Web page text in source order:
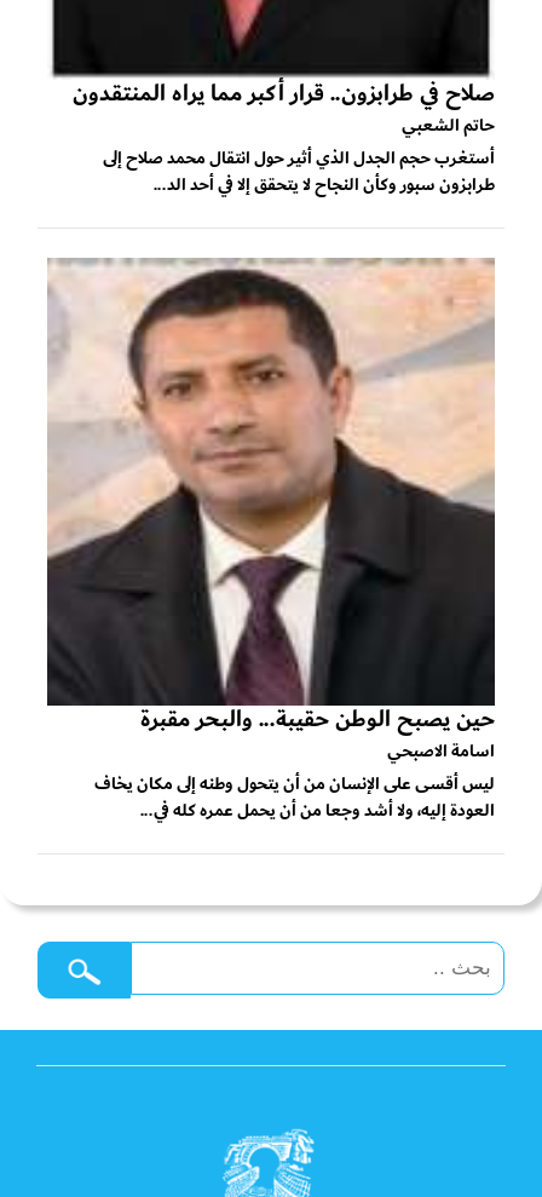
صلاح في طرابزون.. قرار أكبر مما يراه المنتقدون
حاتم الشعبي
أستغرب حجم الجدل الذي أثير حول انتقال محمد صلاح إلى
طرابزون سبور وكأن النجاح لا يتحقق إلا في أحد الد...
حين يصبح الوطن حقيبة... والبحر مقبرة
اسامة الاصبحي
ليس أقسى على الإنسان من أن يتحول وطنه إلى مكان يخاف
العودة إليه، ولا أشد وجعا من أن يحمل عمره كله في...